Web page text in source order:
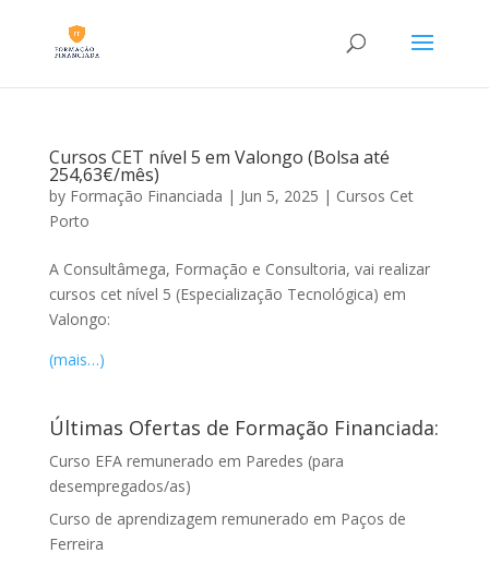
Cursos CET nível 5 em Valongo (Bolsa até
254,63€/mês)
by Formação Financiada | Jun 5, 2025 | Cursos Cet
Porto
A Consultâmega, Formação e Consultoria, vai realizar
cursos cet nível 5 (Especialização Tecnológica) em
Valongo:
(mais…)
Últimas Ofertas de Formação Financiada:
Curso EFA remunerado em Paredes (para
desempregados/as)
Curso de aprendizagem remunerado em Paços de
Ferreira